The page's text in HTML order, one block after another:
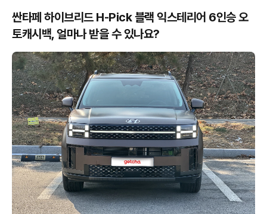
싼타페 하이브리드 H-Pick 블랙 익스테리어 6인승 오
토캐시백, 얼마나 받을 수 있나요?